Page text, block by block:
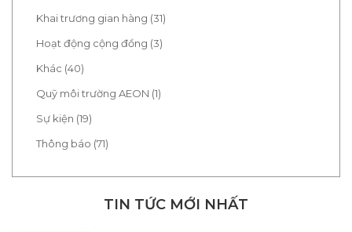
Khai trương gian hàng (31)
Hoạt động cộng đồng (3)
Khác (40)
Quỹ môi trường AEON (1)
Sự kiện (19)
Thông báo (71)
TIN TỨC MỚI NHẤT